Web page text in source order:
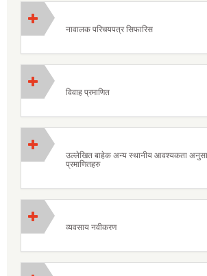
नावालक परिचयपत्र सिफारिस
विवाह प्रमाणित
उल्लेखित बाहेक अन्य स्थानीय आवश्यकता
प्रमाणितहरु
व्यवसाय नवीकरण